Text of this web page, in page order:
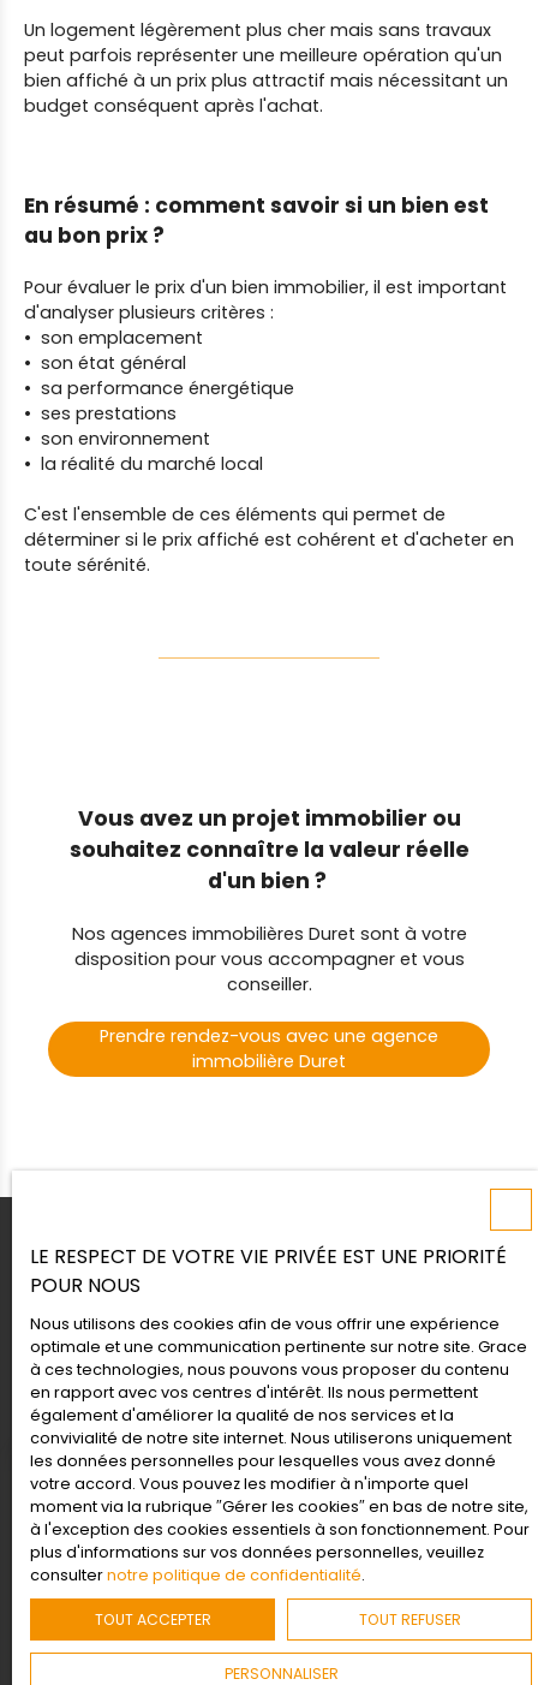
Un logement légèrement plus cher mais sans travaux
peut parfois représenter une meilleure opération qu'un
bien affiché à un prix plus attractif mais nécessitant un
budget conséquent après l'achat.
En résumé : comment savoir si un bien est
au bon prix ?
Pour évaluer le prix d'un bien immobilier, il est important
d'analyser plusieurs critères :
son emplacement
son état général
sa performance énergétique
ses prestations
son environnement
la réalité du marché local
C'est l'ensemble de ces éléments qui permet de
déterminer si le prix affiché est cohérent et d'acheter en
toute sérénité.
Vous avez un projet immobilier ou
souhaitez connaître la valeur réelle
d'un bien ?
Nos agences immobilières Duret sont à votre
disposition pour vous accompagner et vous
conseiller.
Prendre rendez-vous avec une agence
immobilière Duret
DÉCOUVREZ AUSSI
nos derniers articles
LE RESPECT DE VOTRE VIE PRIVÉE EST UNE PRIORITÉ
POUR NOUS
Nous utilisons des cookies afin de vous offrir une expérience
optimale et une communication pertinente sur notre site. Grace
à ces technologies, nous pouvons vous proposer du contenu
en rapport avec vos centres d'intérêt. Ils nous permettent
également d'améliorer la qualité de nos services et la
convivialité de notre site internet. Nous utiliserons uniquement
les données personnelles pour lesquelles vous avez donné
votre accord. Vous pouvez les modifier à n'importe quel
moment via la rubrique ″Gérer les cookies″ en bas de notre site,
à l'exception des cookies essentiels à son fonctionnement. Pour
plus d'informations sur vos données personnelles, veuillez
consulternotre politique de confidentialité.
TOUT ACCEPTER TOUT REFUSER
PERSONNALISER